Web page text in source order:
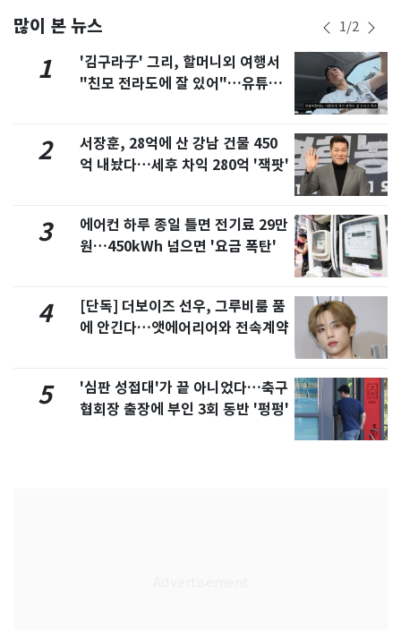
많이 본 뉴스 1/2
1
'김구라子' 그리, 할머니외 여행서
"친모 전라도에 잘 있어"…유튜브
2
서장훈, 28억에 산 강남 건물 450
억 내놨다…세후 차익 280억 '잭팟'
3
에어컨 하루 종일 틀면 전기료 29만
원…450kWh 넘으면 '요금 폭탄'
4
[단독] 더보이즈 선우, 그루비룸 품
에 안긴다…앳에어리어와 전속계약
5
'심판 성접대'가 끝 아니었다…축구
협회장 출장에 부인 3회 동반 '펑펑'